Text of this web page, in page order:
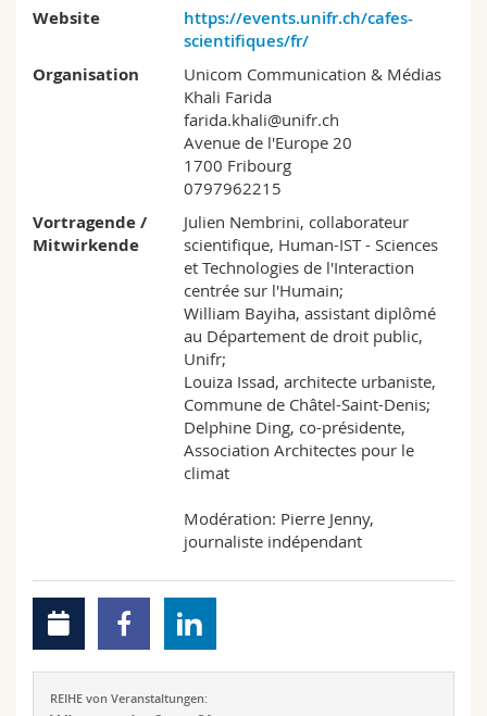
Website
https://events.unifr.ch/cafes-
scientifiques/fr/
Organisation
Unicom Communication & Médias
Khali Farida
farida.khali@unifr.ch
Avenue de l'Europe 20
1700 Fribourg
0797962215
Vortragende /
Mitwirkende
Julien Nembrini, collaborateur
scientifique, Human-IST - Sciences
et Technologies de l'Interaction
centrée sur l'Humain;
William Bayiha, assistant diplômé
au Département de droit public,
Unifr;
Louiza Issad, architecte urbaniste,
Commune de Châtel-Saint-Denis;
Delphine Ding, co-présidente,
Association Architectes pour le
climat
Modération: Pierre Jenny,
journaliste indépendant
REIHE von Veranstaltungen: